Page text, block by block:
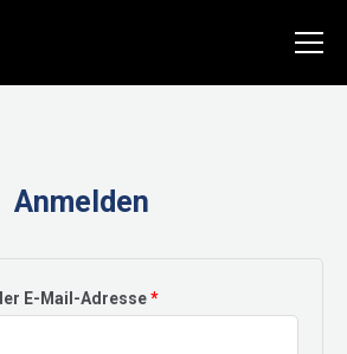
Anmelden
E-Mail-Adresse*Erforderlich